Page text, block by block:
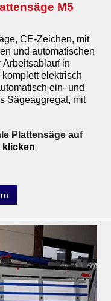
M5
CE-Zeichen, mit
und automatischen
in
elektrisch
ein- und
Sägeaggregat, mit
Plattensäge auf
klicken